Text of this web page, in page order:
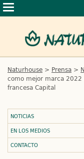
Naturhouse > Prensa >
como mejor marca
francesa Capital
NOTICIAS
EN LOS MEDIOS
CONTACTO